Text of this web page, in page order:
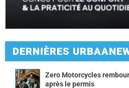
DERNIÈRES
Zero Motorcycles
après le permis